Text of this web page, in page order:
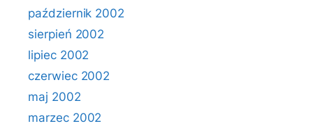
październik 2002
sierpień 2002
lipiec 2002
czerwiec 2002
maj 2002
marzec 2002